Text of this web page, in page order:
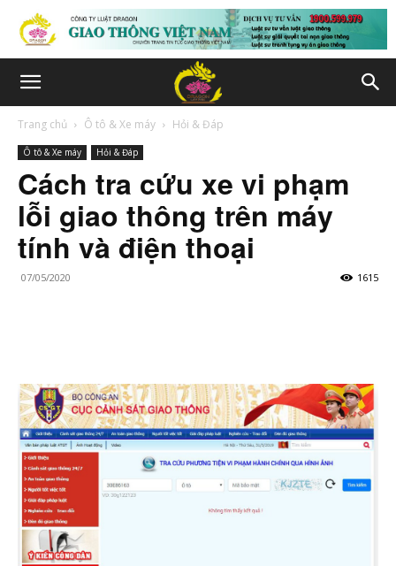
Trang chủ Ô tô & Xe máy Hỏi & Đáp
Ô tô & Xe máy Hỏi & Đáp
Cách tra cứu xe vi phạm
lỗi giao thông trên máy
tính và điện thoại
07/05/2020 1615